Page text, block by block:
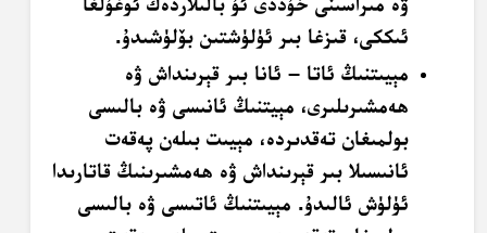
ئىككى، قىزغا بىر ئۈلۈشتىن بۆلۈشىدۇ.
مېيىتنىڭ ئاتا – ئانا بىر قېرىنداش ۋە
ھەمشىرىلىرى، مېيتنىڭ ئانىسى ۋە بالىسى
بولمىغان تەقدىردە، مېيىت بىلەن پەقەت
ئانىسىلا بىر قېرىنداش ۋە ھەمشىرىنىڭ قاتارىدا
ئۈلۈش ئالىدۇ. مېيىتنىڭ ئاتىسى ۋە بالىسى